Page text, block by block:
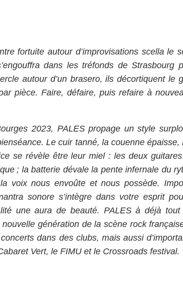
fortuite autour d’improvisations scella le
dans les tréfonds de Strasbourg
autour d’un brasero, ils décortiquent le
pièce. Faire, défaire, puis refaire à
2023, PALES propage un style
Le cuir tanné, la couenne
se révèle être leur miel : les deux guitares
; la batterie dévale la pente infernale du
voix nous envoûte et nous possède.
sonore s’intègre dans votre esprit
une aura de beauté. PALES à déjà
génération de la scène rock
dans des clubs, mais aussi
Vert, le FIMU et le Crossroads festival.